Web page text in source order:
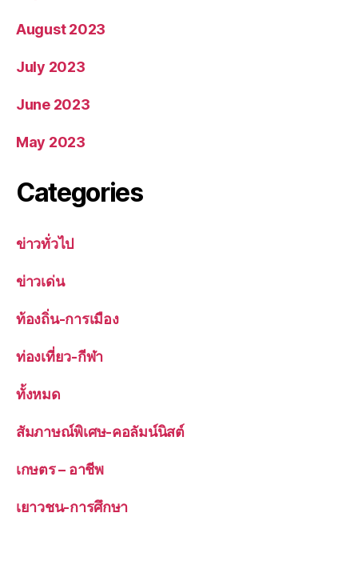
August 2023
July 2023
June 2023
May 2023
Categories
ข่าวทั่วไป
ข่าวเด่น
ท้องถิ่น-การเมือง
ท่องเที่ยว-กีฬา
ทั้งหมด
สัมภาษณ์พิเศษ-คอลัมน์นิสต์
เกษตร – อาชีพ
เยาวชน-การศึกษา